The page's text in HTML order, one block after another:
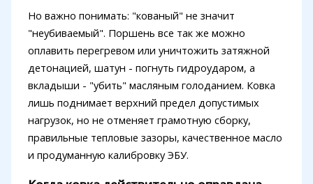
Но важно понимать: "кованый" не значит
"неубиваемый". Поршень все так же можно
оплавить перегревом или уничтожить затяжной
детонацией, шатун - погнуть гидроударом, а
вкладыши - "убить" масляным голоданием. Ковка
лишь поднимает верхний предел допустимых
нагрузок, но не отменяет грамотную сборку,
правильные тепловые зазоры, качественное масло
и продуманную калибровку ЭБУ.